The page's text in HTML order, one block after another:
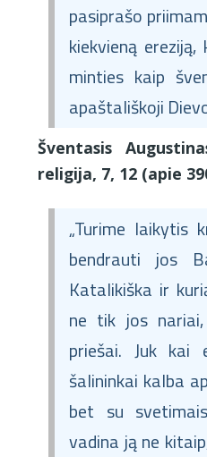
pasiprašo
kiekvieną
minties kaip
apaštališkoji
Šventasis
religija, 7, 12 (apie
„Turime laikytis
bendrauti jos
Katalikiška ir
ne tik jos
priešai. Juk kai
šalininkai kalba
bet su
vadina ją ne